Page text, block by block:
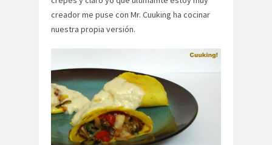
creador me puse con Mr. Cuuking ha cocinar
nuestra propia versión.